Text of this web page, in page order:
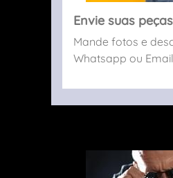
Envie suas peças
Mande fotos e
Whatsapp ou Email